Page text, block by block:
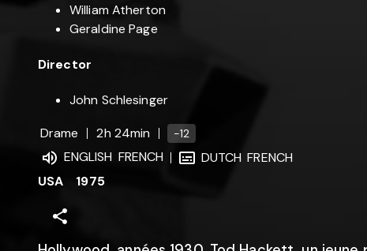
William Atherton
Geraldine Page
Director
John Schlesinger
Drame
2h 24min -12
ENGLISH FRENCH DUTCH FRENCH
USA
1975